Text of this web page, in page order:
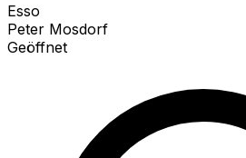
Esso
Peter Mosdorf
Geöffnet